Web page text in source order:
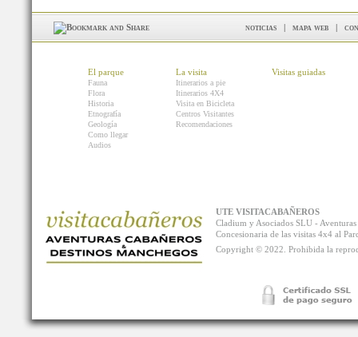
noticias | mapa web |
El parque
Fauna
Flora
Historia
Etnografía
Geología
Como llegar
Audios
La visita
Itinerarios a pie
Itinerarios 4X4
Visita en Bicicleta
Centros Visitantes
Recomendaciones
Visitas guiadas
UTE VISITACABAÑEROS
Cladium y Asociados SLU -
Concesionaria de las visitas 4x4 al
Copyright © 2022. Prohibida la